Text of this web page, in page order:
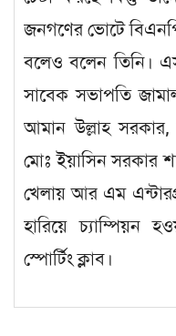
জনগণের ভোটে
বলেও বলেন তিনি।
সাবেক সভাপতি
আমান উল্লাহ
মোঃ ইয়াসিন সরকার
খেলায় আর এম
হারিয়ে চ্যাম্পিয়ন
স্পোর্টিং ক্লাব।